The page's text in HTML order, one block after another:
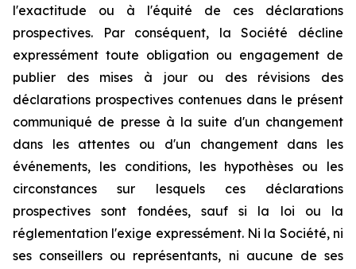
l'exactitude ou à l'équité de ces déclarations
prospectives. Par conséquent, la Société décline
expressément toute obligation ou engagement de
publier des mises à jour ou des révisions des
déclarations prospectives contenues dans le présent
communiqué de presse à la suite d'un changement
dans les attentes ou d'un changement dans les
événements, les conditions, les hypothèses ou les
circonstances sur lesquels ces déclarations
prospectives sont fondées, sauf si la loi ou la
réglementation l'exige expressément. Ni la Société, ni
ses conseillers ou représentants, ni aucune de ses